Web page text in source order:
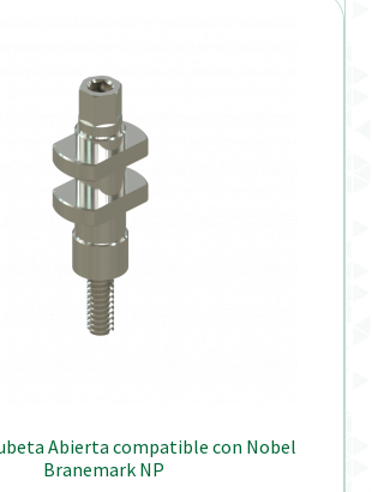
Abierta compatible con Nobel
Branemark NP